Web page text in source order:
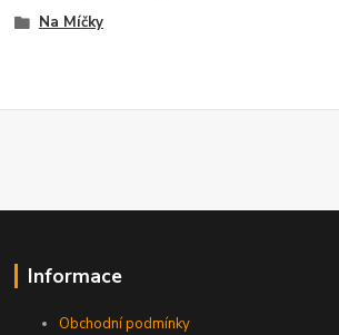
Na Míčky
Informace
Obchodní podmínky